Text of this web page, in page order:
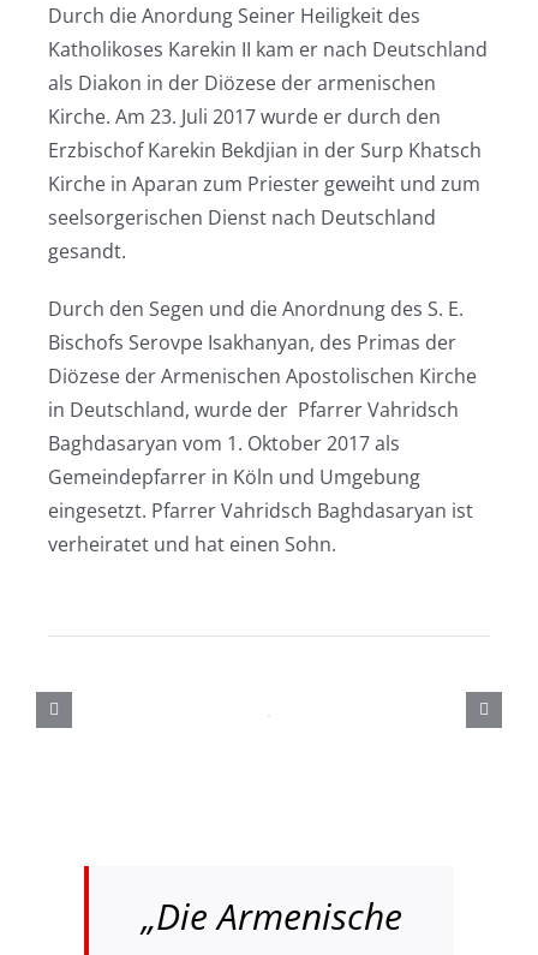
Durch die Anordung Seiner Heiligkeit des
Katholikoses Karekin II kam er nach Deutschland
als Diakon in der Diözese der armenischen
Kirche. Am 23. Juli 2017 wurde er durch den
Erzbischof Karekin Bekdjian in der Surp Khatsch
Kirche in Aparan zum Priester geweiht und zum
seelsorgerischen Dienst nach Deutschland
gesandt.
Durch den Segen und die Anordnung des S. E.
Bischofs Serovpe Isakhanyan, des Primas der
Diözese der Armenischen Apostolischen Kirche
in Deutschland, wurde der Pfarrer Vahridsch
Baghdasaryan vom 1. Oktober 2017 als
Gemeindepfarrer in Köln und Umgebung
eingesetzt. Pfarrer Vahridsch Baghdasaryan ist
verheiratet und hat einen Sohn.
„Die Armenische